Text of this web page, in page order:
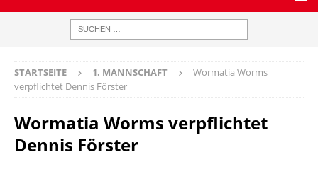
STARTSEITE 1. MANNSCHAFT
Wormatia Worms
verpflichtet Dennis Förster
Wormatia Worms verpflichtet
Dennis Förster